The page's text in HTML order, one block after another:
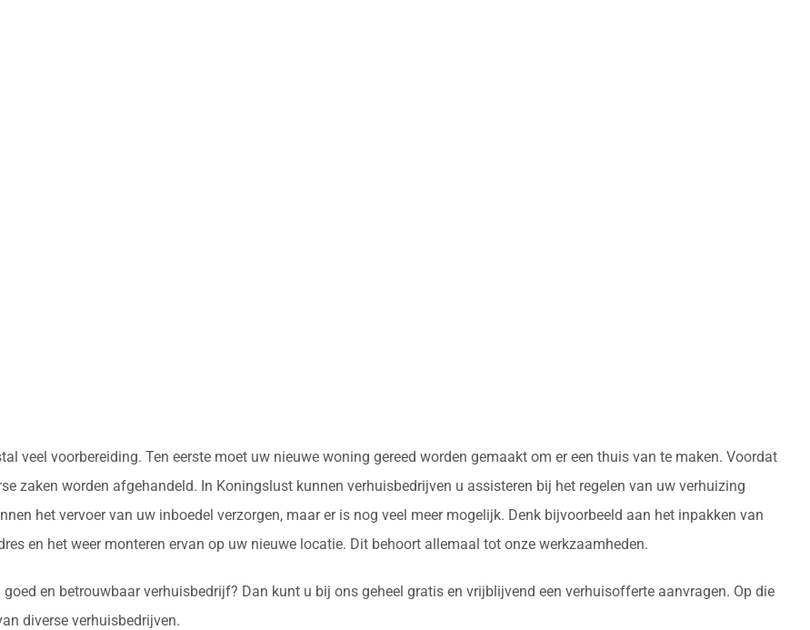
veel voorbereiding. Ten eerste moet uw nieuwe woning gereed worden gemaakt om er een thuis van te maken. Voordat
zaken worden afgehandeld. In Koningslust kunnen verhuisbedrijven u assisteren bij het regelen van uw verhuizing
het vervoer van uw inboedel verzorgen, maar er is nog veel meer mogelijk. Denk bijvoorbeeld aan het inpakken van
en het weer monteren ervan op uw nieuwe locatie. Dit behoort allemaal tot onze werkzaamheden.
en betrouwbaar verhuisbedrijf? Dan kunt u bij ons geheel gratis en vrijblijvend een verhuisofferte aanvragen. Op die
diverse verhuisbedrijven.